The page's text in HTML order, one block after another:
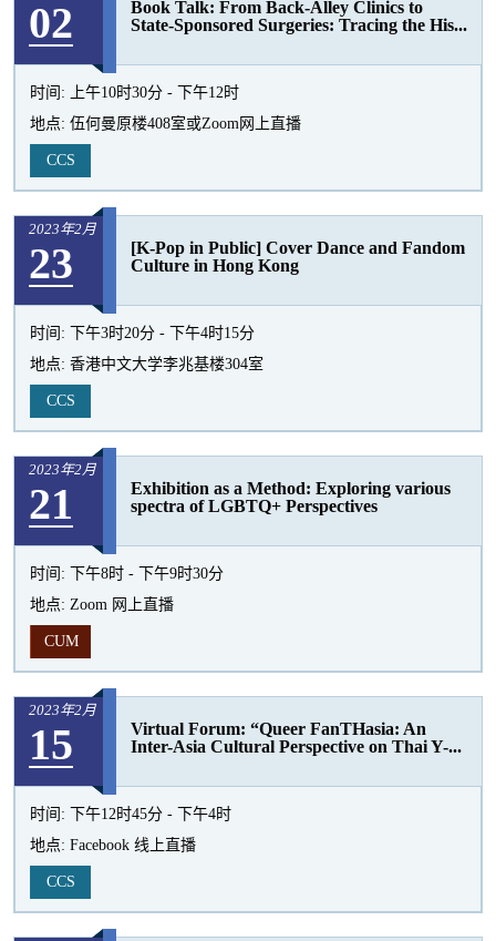
02
Book Talk: From Back-Alley Clinics to
State-Sponsored Surgeries: Tracing the His...
时间:
上午10时30分 - 下午12时
地点: 伍何曼原楼408室或Zoom网上直播
CCS
2023年2月
23
[K-Pop in Public] Cover Dance and Fandom
Culture in Hong Kong
时间:
下午3时20分 - 下午4时15分
地点: 香港中文大学李兆基楼304室
CCS
2023年2月
21
Exhibition as a Method: Exploring various
spectra of LGBTQ+ Perspectives
时间:
下午8时 - 下午9时30分
地点: Zoom 网上直播
CUM
2023年2月
15
Virtual Forum: “Queer FanTHasia: An
Inter-Asia Cultural Perspective on Thai Y-...
时间:
下午12时45分 - 下午4时
地点: Facebook 线上直播
CCS